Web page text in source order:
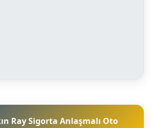
Ray Sigorta Anlaşmalı Oto